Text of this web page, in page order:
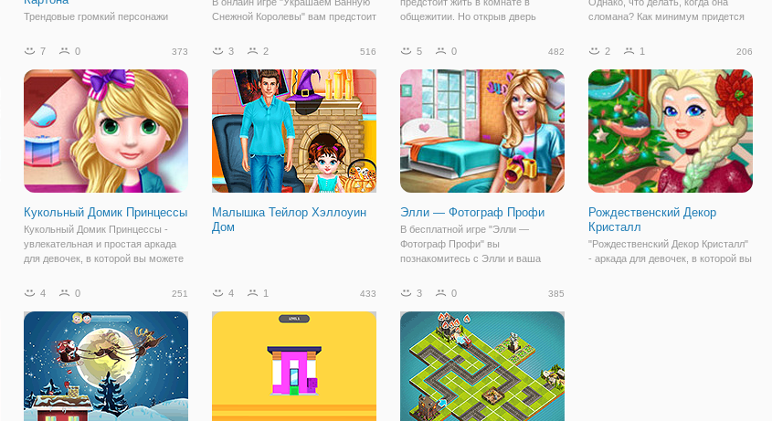
Трендовые громкий персонажи
Выезжайте на трассу и дать ему
добраться до финиша по итогам
трех кругов. Перейти на лежачих
полицейских, чтобы получить
дополнительную скорость и
Снежной Королевы" вам предстоит
здесь вы на один день окажетесь в
поможете ей навести порядок в
ванной комнате. В данной игре ее
общежитии. Но открыв дверь
беспорядок. Давайте поможем
уютной и по крайней мере чистой,
в онлайн игре
сломана? Как минимум придется
водных процедурах, но на деле
отремонтировать все сначала.
Этим вам предстоит
7 0 373
Кукольный Домик Принцессы
Кукольный Домик Принцессы -
увлекательная и простая аркада
для девочек, в которой вы можете
деле. Здесь мы будем от начала
комнат для кукол. Каким будет
кухня,
3 2 516
Малышка Тейлор Хэллоуин
Дом
5 0 482
Элли — Фотограф Профи
В бесплатной игре "Элли —
Фотограф Профи" вы
познакомитесь с Элли и ваша
помочь ей организовать
профессиональный фотограф и ей
предстоит провести несколько
важных
2 1 206
Рождественский Декор
Кристалл
"Рождественский Декор Кристалл"
- аркада для девочек, в которой вы
4 0 251 4 1 433 3 0 385